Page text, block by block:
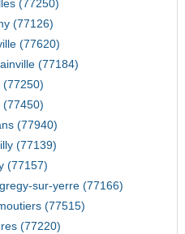
(77250)
(77126)
(77620)
(77184)
(77250)
(77450)
(77940)
(77139)
(77157)
sur-yerre (77166)
(77515)
(77220)